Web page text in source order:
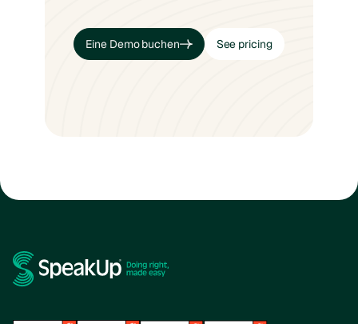
Eine Demo buchen
Eine Demo buchen
See pricing